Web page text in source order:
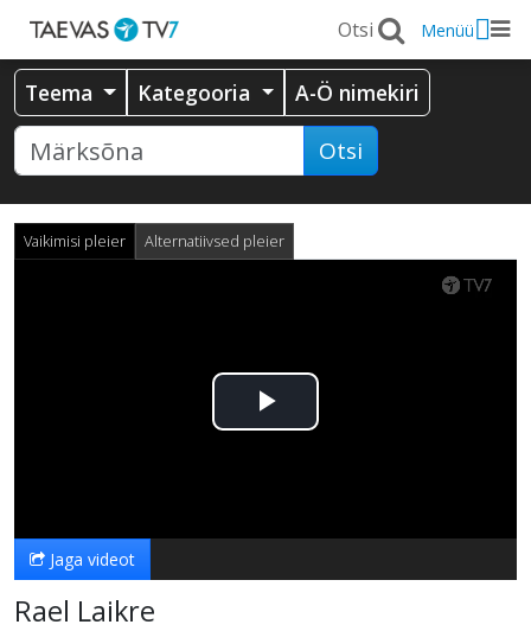
Menüü
Teema Kategooria A-Ö nimekiri
Otsi
Vaikimisi pleier Alternatiivsed pleier
Esita
Jaga videot
Rael Laikre